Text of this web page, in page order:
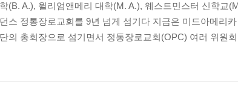
(B. A.), 윌리엄앤메리 대학(M. A.), 웨스트민스터 신학교
스 정통장로교회를 9년 넘게 섬기다 지금은 미드아메리
의 총회장으로 섬기면서 정통장로교회(OPC) 여러 위원